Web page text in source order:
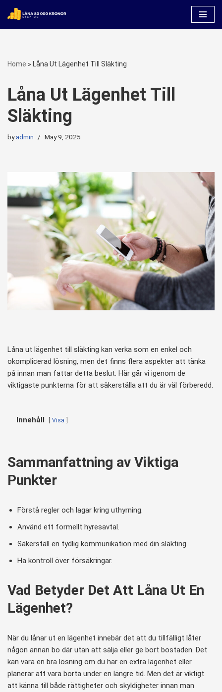
Skip
Home » Låna Ut Lägenhet Till Släkting
Låna Ut Lägenhet Till
Släkting
byadmin May 9, 2025
Låna ut lägenhet till släkting kan verka som en enkel och
okomplicerad lösning, men det finns flera aspekter att tänka
på innan man fattar detta beslut. Här går vi igenom de
viktigaste punkterna för att säkerställa att du är väl förberedd.
Innehåll Visa
Sammanfattning av Viktiga
Punkter
Förstå regler och lagar kring uthyrning.
Använd ett formellt hyresavtal.
Säkerställ en tydlig kommunikation med din släkting.
Ha kontroll över försäkringar.
Vad Betyder Det Att Låna Ut En
Lägenhet?
När du lånar ut en lägenhet innebär det att du tillfälligt låter
någon annan bo där utan att sälja eller ge bort bostaden. Det
kan vara en bra lösning om du har en extra lägenhet eller
planerar att vara borta under en längre tid. Men det är viktigt
att känna till både rättigheter och skyldigheter innan man